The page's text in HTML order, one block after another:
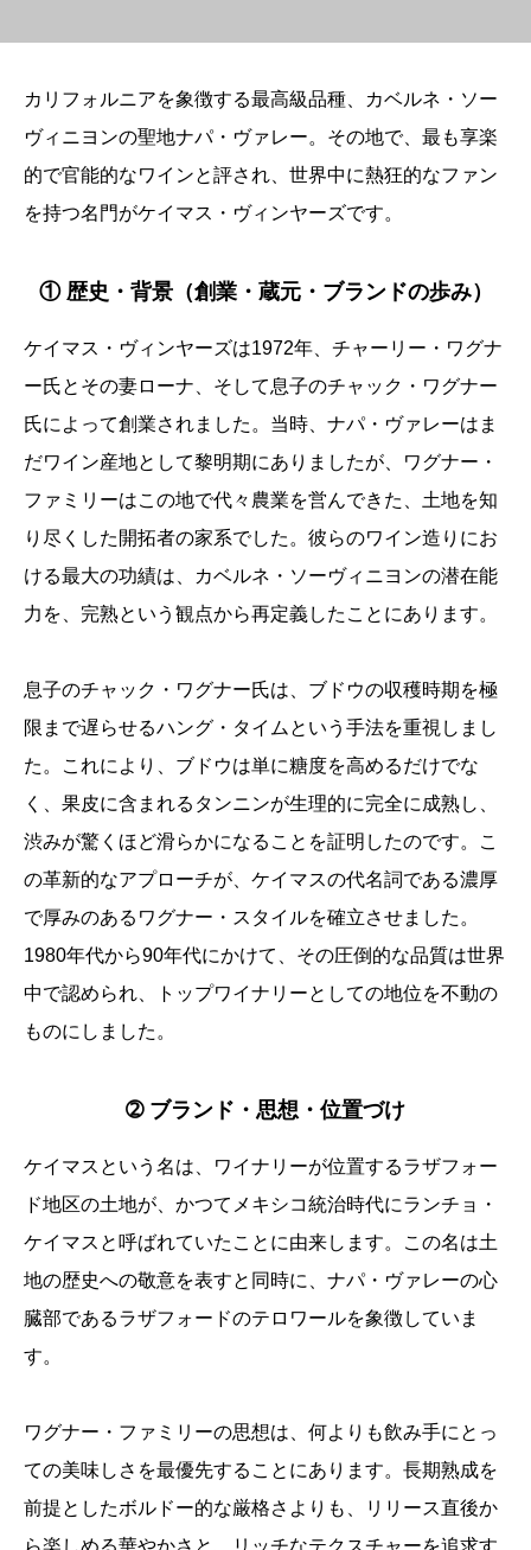
カリフォルニアを象徴する最高級品種、カベルネ・ソー
ヴィニヨンの聖地ナパ・ヴァレー。その地で、最も享楽
的で官能的なワインと評され、世界中に熱狂的なファン
を持つ名門がケイマス・ヴィンヤーズです。
① 歴史・背景（創業・蔵元・ブランドの歩み）
ケイマス・ヴィンヤーズは1972年、チャーリー・ワグナ
ー氏とその妻ローナ、そして息子のチャック・ワグナー
氏によって創業されました。当時、ナパ・ヴァレーはま
だワイン産地として黎明期にありましたが、ワグナー・
ファミリーはこの地で代々農業を営んできた、土地を知
り尽くした開拓者の家系でした。彼らのワイン造りにお
ける最大の功績は、カベルネ・ソーヴィニヨンの潜在能
力を、完熟という観点から再定義したことにあります。
息子のチャック・ワグナー氏は、ブドウの収穫時期を極
限まで遅らせるハング・タイムという手法を重視しまし
た。これにより、ブドウは単に糖度を高めるだけでな
く、果皮に含まれるタンニンが生理的に完全に成熟し、
渋みが驚くほど滑らかになることを証明したのです。こ
の革新的なアプローチが、ケイマスの代名詞である濃厚
で厚みのあるワグナー・スタイルを確立させました。
1980年代から90年代にかけて、その圧倒的な品質は世界
中で認められ、トップワイナリーとしての地位を不動の
ものにしました。
➁ ブランド・思想・位置づけ
ケイマスという名は、ワイナリーが位置するラザフォー
ド地区の土地が、かつてメキシコ統治時代にランチョ・
ケイマスと呼ばれていたことに由来します。この名は土
地の歴史への敬意を表すと同時に、ナパ・ヴァレーの心
臓部であるラザフォードのテロワールを象徴していま
す。
ワグナー・ファミリーの思想は、何よりも飲み手にとっ
ての美味しさを最優先することにあります。長期熟成を
前提としたボルドー的な厳格さよりも、リリース直後か
ら楽しめる華やかさと、リッチなテクスチャーを追求す